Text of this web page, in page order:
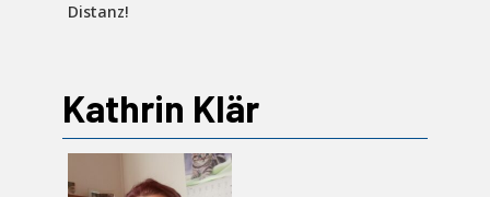
Distanz!
Kathrin Klär